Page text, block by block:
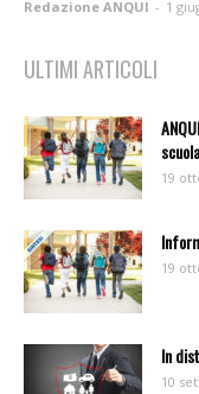
Redazione ANQUI - 1
ULTIMI ARTICOLI
19
19
In
10